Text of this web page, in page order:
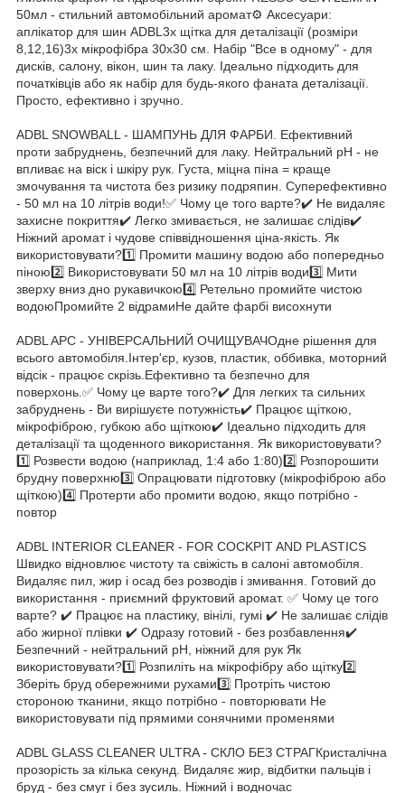
50мл - стильний автомобільний аромат⚙️ Аксесуари:
аплікатор для шин ADBL3x щітка для деталізації (розміри
8,12,16)3x мікрофібра 30x30 см. Набір "Все в одному" - для
дисків, салону, вікон, шин та лаку. Ідеально підходить для
початківців або як набір для будь-якого фаната деталізації.
Просто, ефективно і зручно.
ADBL SNOWBALL - ШАМПУНЬ ДЛЯ ФАРБИ. Ефективний
проти забруднень, безпечний для лаку. Нейтральний pH - не
впливає на віск і шкіру рук. Густа, міцна піна = краще
змочування та чистота без ризику подряпин. Суперефективно
- 50 мл на 10 літрів води!✅ Чому це того варте?✔️ Не видаляє
захисне покриття✔️ Легко змивається, не залишає слідів✔️
Ніжний аромат і чудове співвідношення ціна-якість. Як
використовувати?1️⃣ Промити машину водою або попередньо
піною2️⃣ Використовувати 50 мл на 10 літрів води3️⃣ Мити
зверху вниз дно рукавичкою4️⃣ Ретельно промийте чистою
водоюПромийте 2 відрамиНе дайте фарбі висохнути
ADBL APC - УНІВЕРСАЛЬНИЙ ОЧИЩУВАЧОдне рішення для
всього автомобіля.Інтер'єр, кузов, пластик, оббивка, моторний
відсік - працює скрізь.Ефективно та безпечно для
поверхонь.✅ Чому це варте того?✔️ Для легких та сильних
забруднень - Ви вирішуєте потужність✔️ Працює щіткою,
мікрофіброю, губкою або щіткою✔️ Ідеально підходить для
деталізації та щоденного використання. Як використовувати?
1️⃣ Розвести водою (наприклад, 1:4 або 1:80)2️⃣ Розпорошити
брудну поверхню3️⃣ Опрацювати підготовку (мікрофіброю або
щіткою)4️⃣ Протерти або промити водою, якщо потрібно -
повтор
ADBL INTERIOR CLEANER - FOR COCKPIT AND PLASTICS
Швидко відновлює чистоту та свіжість в салоні автомобіля.
Видаляє пил, жир і осад без розводів і змивання. Готовий до
використання - приємний фруктовий аромат. ✅ Чому це того
варте? ✔️ Працює на пластику, вінілі, гумі ✔️ Не залишає слідів
або жирної плівки ✔️ Одразу готовий - без розбавлення✔️
Безпечний - нейтральний рН, ніжний для рук Як
використовувати?1️⃣ Розпиліть на мікрофібру або щітку2️⃣
Зберіть бруд обережними рухами3️⃣ Протріть чистою
стороною тканини, якщо потрібно - повторювати Не
використовувати під прямими сонячними променями
ADBL GLASS CLEANER ULTRA - СКЛО БЕЗ СТРАГКристалічна
прозорість за кілька секунд. Видаляє жир, відбитки пальців і
бруд - без смуг і без зусиль. Ніжний і водночас